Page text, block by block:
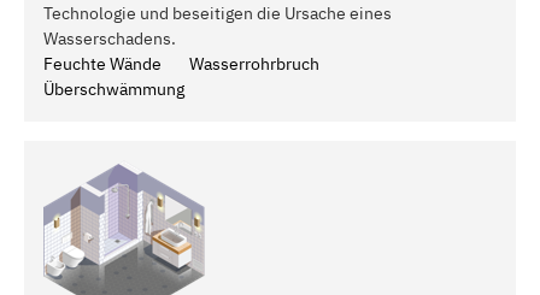
Technologie und beseitigen die Ursache eines
Wasserschadens.
Feuchte Wände
Wasserrohrbruch
Überschwämmung